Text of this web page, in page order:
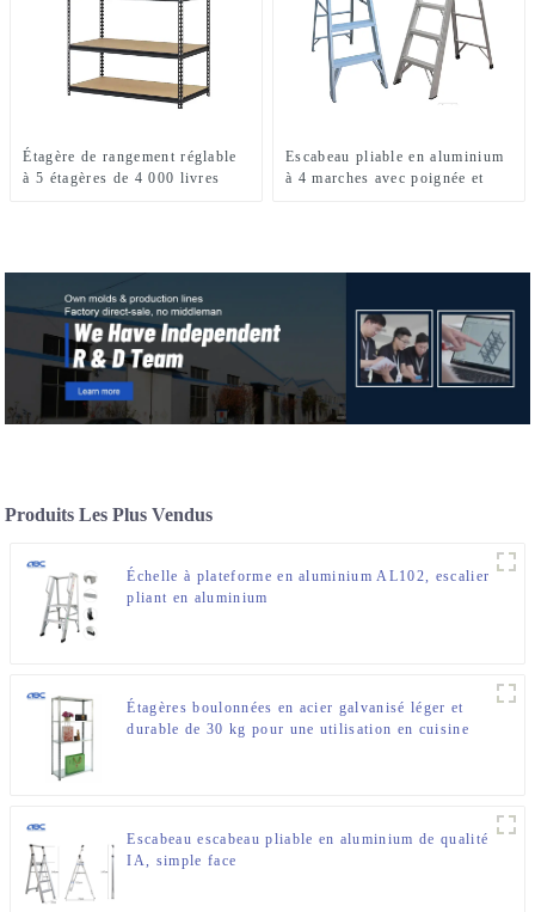
Étagère de rangement réglable
à 5 étagères de 4 000 livres
Escabeau pliable en aluminium
à 4 marches avec poignée et
Produits Les Plus Vendus
Échelle à plateforme en aluminium AL102, escalier
pliant en aluminium
Étagères boulonnées en acier galvanisé léger et
durable de 30 kg pour une utilisation en cuisine
Escabeau escabeau pliable en aluminium de qualité
IA, simple face